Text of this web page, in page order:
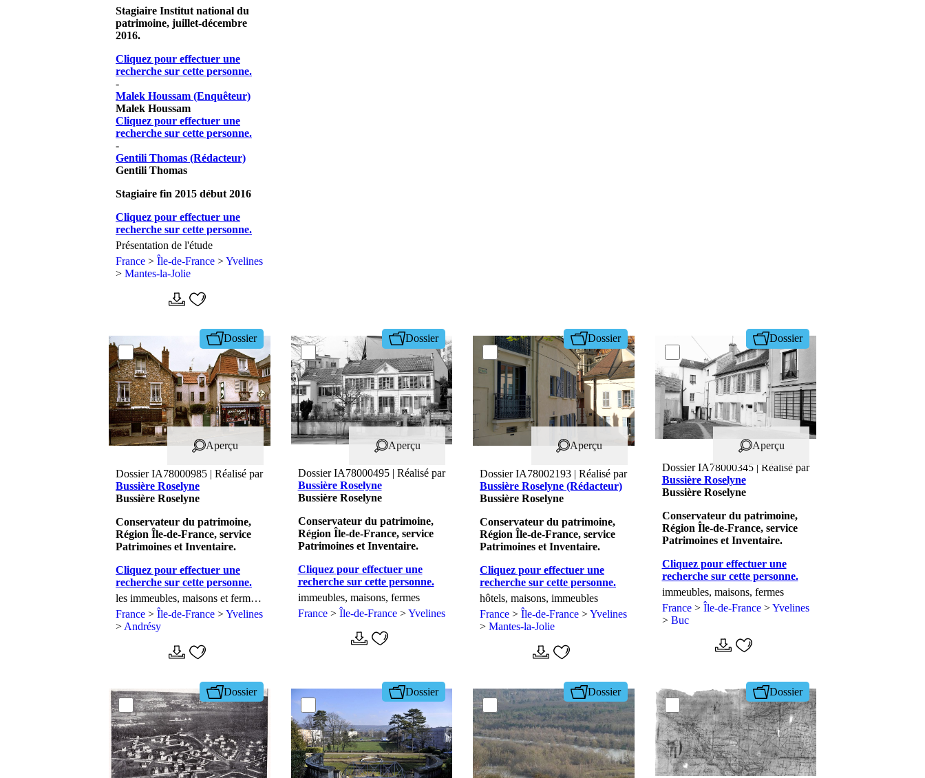
Stagiaire Institut national du
patrimoine, juillet-décembre
2016.
Cliquez pour effectuer une
recherche sur cette personne.
-
Malek Houssam (Enquêteur)
Malek Houssam
Cliquez pour effectuer une
recherche sur cette personne.
-
Gentili Thomas (Rédacteur)
Gentili Thomas
Stagiaire fin 2015 début 2016
Cliquez pour effectuer une
recherche sur cette personne.
Présentation de l'étude
France > Île-de-France >Yvelines
> Mantes-la-Jolie
Dossier
Aperçu
Dossier IA78000985 | Réalisé par
Bussière Roselyne
Bussière Roselyne
Conservateur du patrimoine,
Région Île-de-France, service
Patrimoines et Inventaire.
Cliquez pour effectuer une
recherche sur cette personne.
les immeubles, maisons et fermes
du canton d'Andrésy
France > Île-de-France >Yvelines
> Andrésy
Dossier
Aperçu
Dossier IA78000495 | Réalisé par
Bussière Roselyne
Bussière Roselyne
Conservateur du patrimoine,
Région Île-de-France, service
Patrimoines et Inventaire.
Cliquez pour effectuer une
recherche sur cette personne.
immeubles, maisons, fermes
France > Île-de-France >Yvelines
Dossier
Aperçu
Dossier IA78002193 | Réalisé par
Bussière Roselyne (Rédacteur)
Bussière Roselyne
Conservateur du patrimoine,
Région Île-de-France, service
Patrimoines et Inventaire.
Cliquez pour effectuer une
recherche sur cette personne.
hôtels, maisons, immeubles
France > Île-de-France >Yvelines
> Mantes-la-Jolie
Dossier
Aperçu
Dossier IA78000345 | Réalisé par
Bussière Roselyne
Bussière Roselyne
Conservateur du patrimoine,
Région Île-de-France, service
Patrimoines et Inventaire.
Cliquez pour effectuer une
recherche sur cette personne.
immeubles, maisons, fermes
France > Île-de-France >Yvelines
> Buc
Dossier Dossier Dossier Dossier